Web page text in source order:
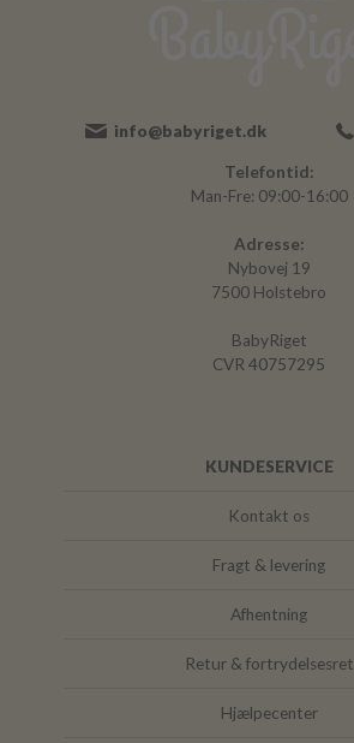
info@babyriget.dk
Telefontid:
Man-Fre: 09:00-16:00
Adresse:
Nybovej 19
7500 Holstebro
BabyRiget
CVR 40757295
KUNDESERVICE
Kontakt os
Fragt & levering
Afhentning
Retur & fortrydelsesret
Hjælpecenter